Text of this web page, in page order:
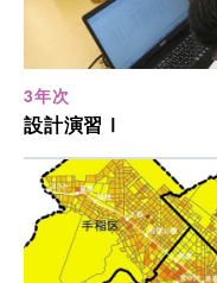
3年次
設計演習Ⅰ